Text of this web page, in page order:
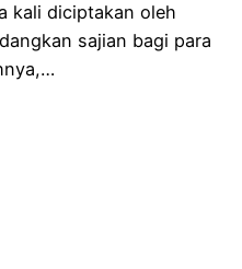
kali diciptakan oleh
sajian bagi para